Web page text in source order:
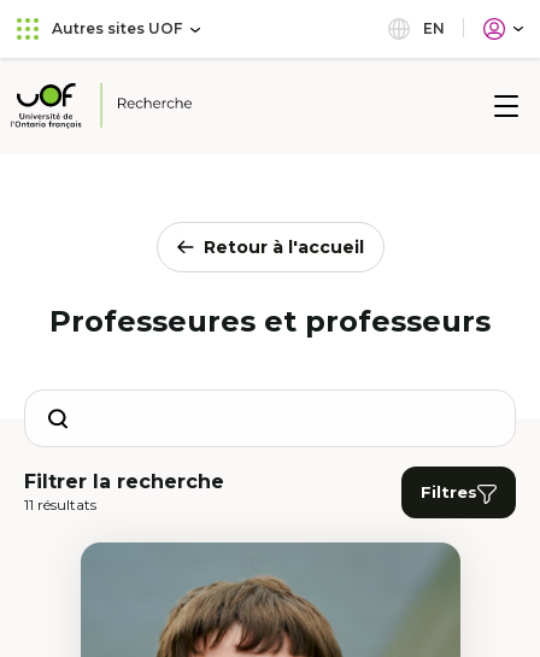
Aller
au
principal
Passer
au
Autres sites UOF EN
Université
Retour à l'accueil
Professeures et professeurs
Search
Filtrer la recherche
11 résultats
Filtres